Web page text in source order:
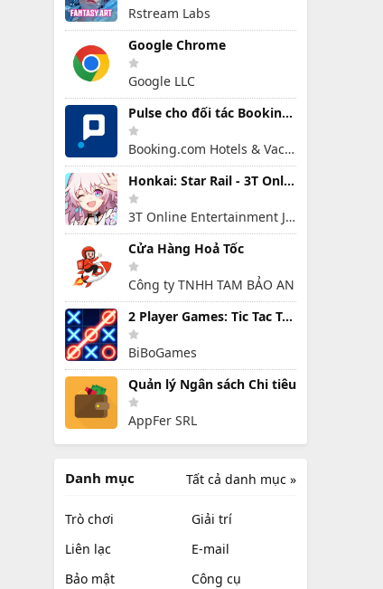
Rstream Labs
Google Chrome
Google LLC
Pulse cho đối tác Booking.com
Booking.com Hotels & Vacation Rentals
Honkai: Star Rail - 3T Online
3T Online Entertainment Joint Stock Company
Cửa Hàng Hoả Tốc
Công ty TNHH TAM BẢO AN
2 Player Games: Tic Tac Toe
BiBoGames
Quản lý Ngân sách Chi tiêu
AppFer SRL
Tất cả danh mục »
Danh mục
Trò chơi
Giải trí
Liên lạc
E-mail
Bảo mật
Công cụ